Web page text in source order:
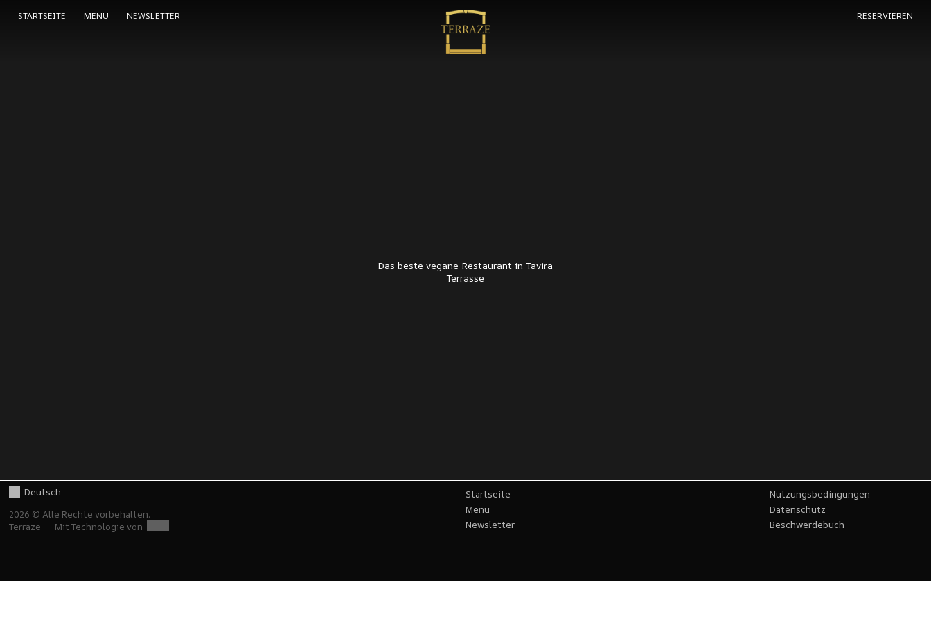
STARTSEITE MENU NEWSLETTER RESERVIEREN
Das beste vegane Restaurant in Tavira
Terrasse
Deutsch
2026 © Alle Rechte vorbehalten.
Terraze — Mit Technologie von
Startseite
Menu
Newsletter
Nutzungsbedingungen
Datenschutz
Beschwerdebuch